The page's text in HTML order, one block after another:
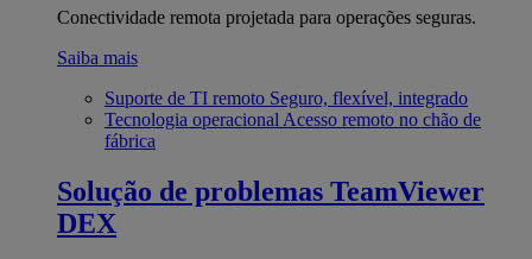
Conectividade remota projetada para operações seguras.
Saiba mais
Suporte de TI remoto Seguro, flexível, integrado
Tecnologia operacional Acesso remoto no chão de
fábrica
Solução de problemas TeamViewer
DEX